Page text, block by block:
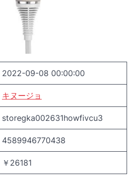
2022-09-08 00:00:00
キヌージョ
storegka002631howfivcu3
4589946770438
￥26181